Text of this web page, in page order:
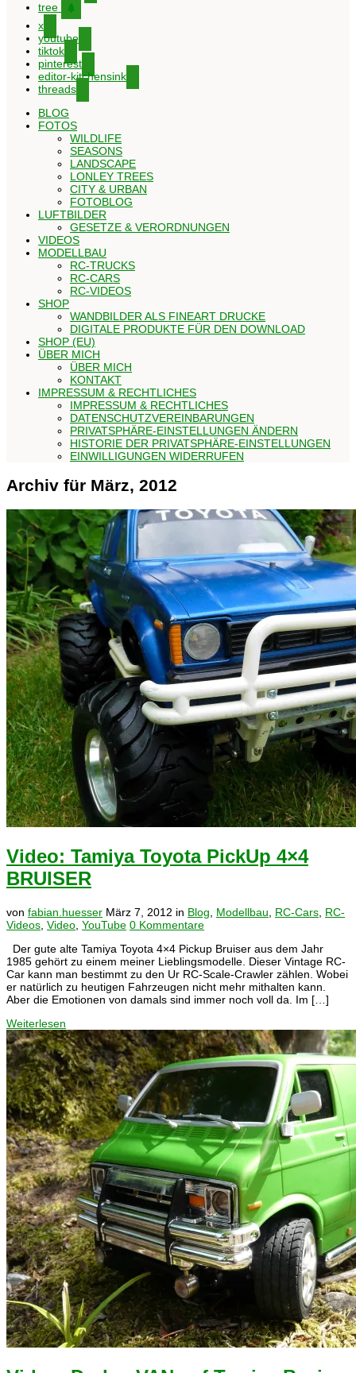
tree
x
youtube
tiktok
pinterest
editor-kitchensink
threads
BLOG
FOTOS
WILDLIFE
SEASONS
LANDSCAPE
LONLEY TREES
CITY & URBAN
FOTOBLOG
LUFTBILDER
GESETZE & VERORDNUNGEN
VIDEOS
MODELLBAU
RC-TRUCKS
RC-CARS
RC-VIDEOS
SHOP
WANDBILDER ALS FINEART DRUCKE
DIGITALE PRODUKTE FÜR DEN DOWNLOAD
SHOP (EU)
ÜBER MICH
ÜBER MICH
KONTAKT
IMPRESSUM & RECHTLICHES
IMPRESSUM & RECHTLICHES
DATENSCHUTZVEREINBARUNGEN
PRIVATSPHÄRE-EINSTELLUNGEN ÄNDERN
HISTORIE DER PRIVATSPHÄRE-EINSTELLUNGEN
EINWILLIGUNGEN WIDERRUFEN
Archiv für März, 2012
Video: Tamiya Toyota PickUp 4×4
BRUISER
von fabian.huesser März 7, 2012 in Blog Modellbau RC-Cars RC-
Videos Video YouTube 0 Kommentare
Der gute alte Tamiya Toyota 4×4 Pickup Bruiser aus dem Jahr
1985 gehört zu einem meiner Lieblingsmodelle. Dieser Vintage RC-
Car kann man bestimmt zu den Ur RC-Scale-Crawler zählen. Wobei
er natürlich zu heutigen Fahrzeugen nicht mehr mithalten kann.
Aber die Emotionen von damals sind immer noch voll da. Im […]
Weiterlesen